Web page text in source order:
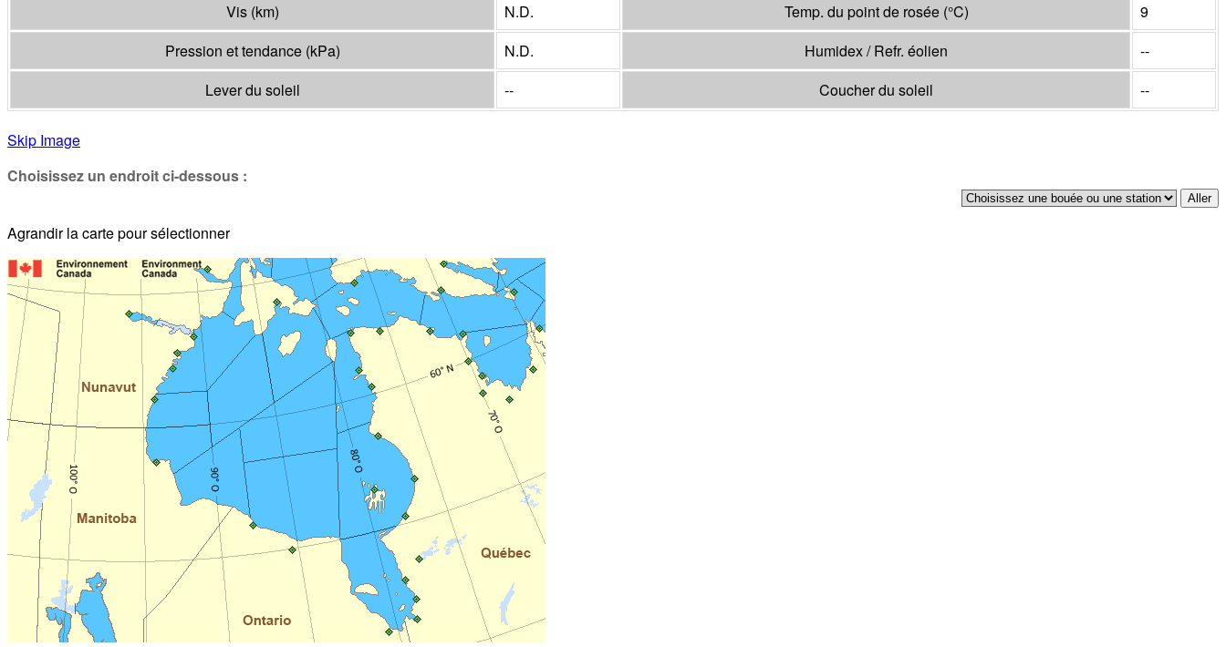
Vis (km) N.D. Temp. du point de rosée (°C)
9
Pression et tendance (kPa) N.D. Humidex / Refr. éolien
--
Lever du soleil
-- Coucher du soleil --
Skip Image
Choisissez un endroit ci-dessous :
Agrandir la carte pour sélectionner